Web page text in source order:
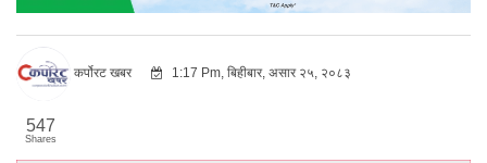
कर्पोरट खबर 1:17 Pm, बिहीबार, असार २५, २०८३
547
Shares